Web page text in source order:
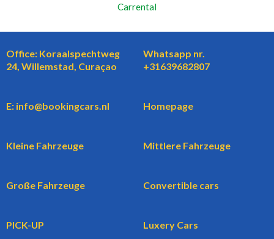
Carrental
Office: Koraalspechtweg
24, Willemstad, Curaçao
Whatsapp nr.
+31639682807
E: info@bookingcars.nl Homepage
Kleine Fahrzeuge Mittlere Fahrzeuge
Große Fahrzeuge Convertible cars
PICK-UP Luxery Cars